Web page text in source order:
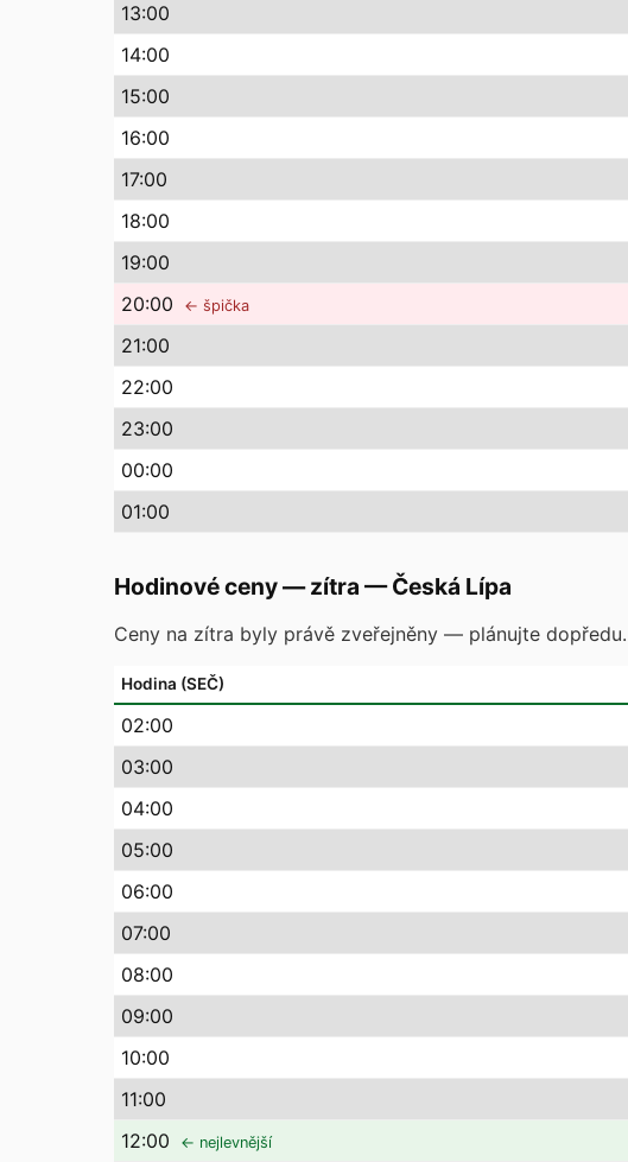
13:00
14:00
15:00
16:00
17:00
18:00
19:00
20:00 ← špička
21:00
22:00
23:00
00:00
01:00
Hodinové ceny — zítra —Česká Lípa
Ceny na zítra byly právě zveřejněny — plánujte dopředu.
Hodina (SEČ)
02:00
03:00
04:00
05:00
06:00
07:00
08:00
09:00
10:00
11:00
12:00 ← nejlevnější